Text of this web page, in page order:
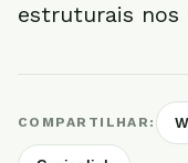
estruturais
COMPARTILHAR: